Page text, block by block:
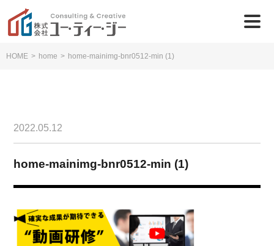
HOME > home > home-mainimg-bnr0512-min (1)
2022.05.12
home-mainimg-bnr0512-min (1)